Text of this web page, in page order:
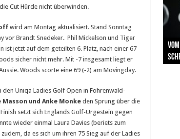
Cut Hürde nicht überwinden.
wird am Montag aktualisiert. Stand Sonntag
vor Brandt Snedeker. Phil Mickelson und Tiger
jetzt auf dem geteilten 6. Platz, nach einer 67
sicher nicht mehr. Mit -7 insgesamt liegt er
Woods scorte eine 69 (-2) am Movingday.
Uniqa Ladies Golf Open in Fohrenwald-
Masson und Anke Monkeden Sprung über die
setzt sich Englands Golf-Urgestein gegen
wieder einmal Laura Davies (beriets zum
da es sich um ihren 75 Sieg auf der Ladies
Der